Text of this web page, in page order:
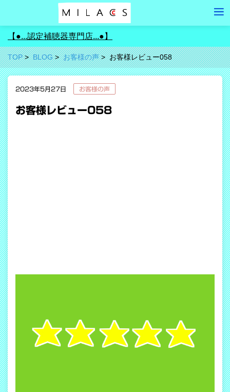
【●...認定補聴器専門店...●】
TOP BLOG お客様の声 お客様レビュー058
2023年5月27日 お客様の声
お客様レビュー058